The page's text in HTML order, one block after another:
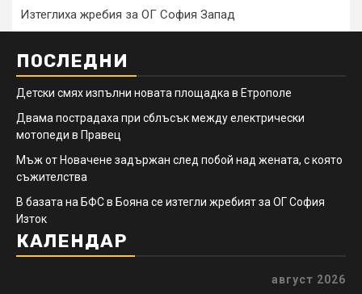
Изтеглиха жребия за ОГ София Запад
ПОСЛЕДНИ
Детски смях изпълни новата площадка в Етрополе
Двама пострадаха при сблъсък между електрически
мотопеди в Правец
Мъж от Новачене задържан след побой над жената, с която
съжителства
В базата на БФС в Бояна се изтегли жребият за ОГ София
Изток
КАЛЕНДАР
август 2026